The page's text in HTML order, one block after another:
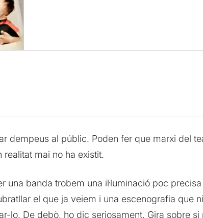
dempeus al públic. Poden fer que marxi del
mai no ha existit.
una banda trobem una il·luminació poc
el que ja veiem i una escenografia que
lo. De debò, ho dic seriosament. Gira sobre